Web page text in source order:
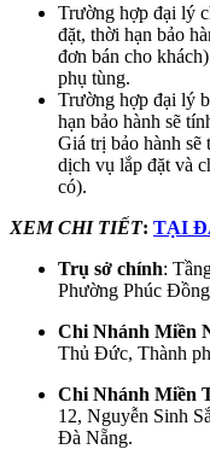
Trường hợp đại lý
đặt, thời hạn bảo
đơn bán cho
phụ tùng.
Trường hợp đại lý
hạn bảo hành sẽ
Giá trị bảo hành
dịch vụ lắp đặt và
có).
XEM CHI TIẾT: TẠI
Trụ sở chính:
Phường Phúc
Chi Nhánh Miền
Thủ Đức, Thành
Chi Nhánh Miền
12, Nguyễn Sinh
Đà Nẵng.